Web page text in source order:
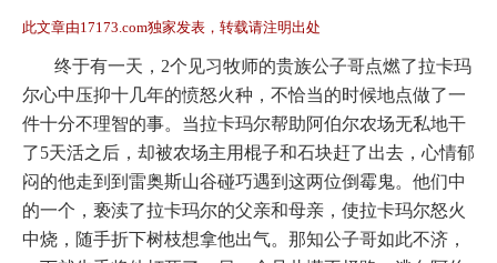
此文章由17173.com独家发表，转载请注明出处
终于有一天， 2个见习牧师的贵族公子哥点燃了拉卡玛
尔心中压抑十几年的愤怒火种，不恰当的时候地点做了一
件十分不理智的事。当拉卡玛尔帮助阿伯尔农场无私地干
了5天活之后，却被农场主用棍子和石块赶了出去，心情郁
闷的他走到到雷奥斯山谷碰巧遇到这两位倒霉鬼。他们中
的一个，亵渎了拉卡玛尔的父亲和母亲，使拉卡玛尔怒火
中烧，随手折下树枝想拿他出气。那知公子哥如此不济，